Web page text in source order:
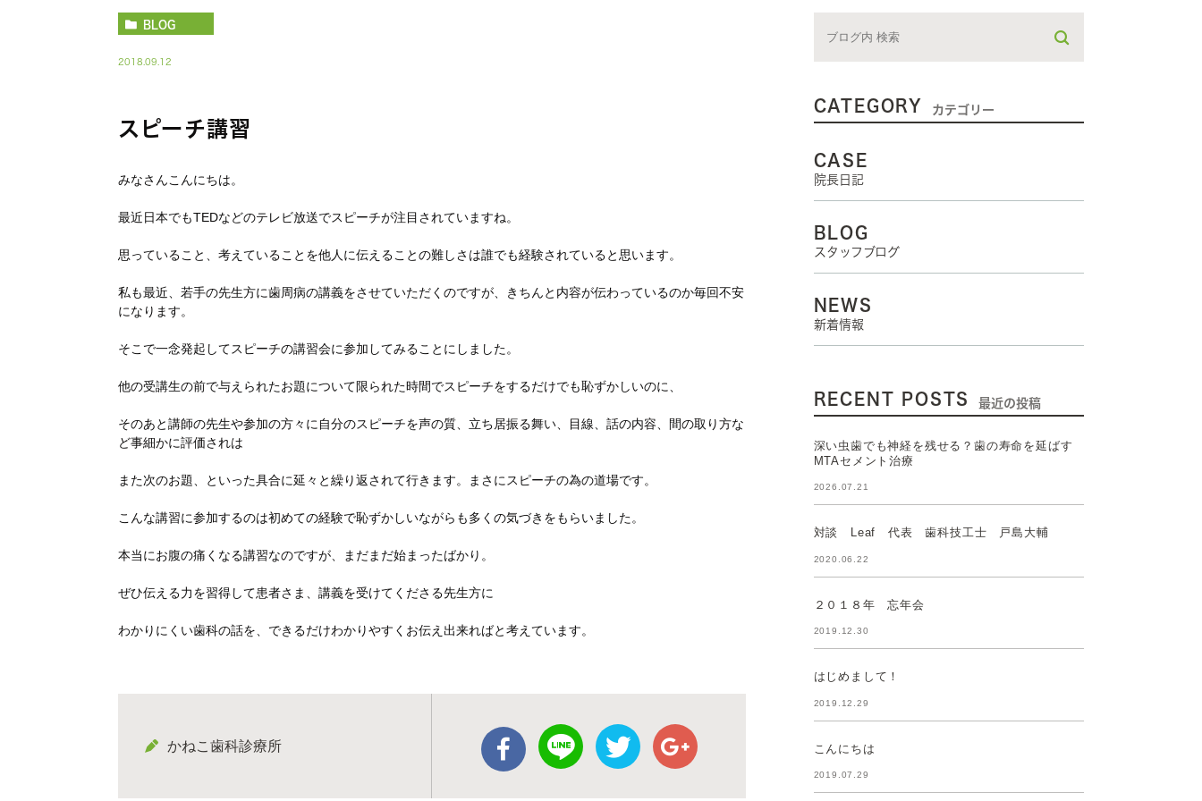
BLOG
2018.09.12
スピーチ講習
みなさんこんにちは。
最近日本でもTEDなどのテレビ放送でスピーチが注目されていますね。
思っていること、考えていることを他人に伝えることの難しさは誰でも経験されていると思います。
私も最近、若手の先生方に歯周病の講義をさせていただくのですが、きちんと内容が伝わっているのか毎回不安
になります。
そこで一念発起してスピーチの講習会に参加してみることにしました。
他の受講生の前で与えられたお題について限られた時間でスピーチをするだけでも恥ずかしいのに、
そのあと講師の先生や参加の方々に自分のスピーチを声の質、立ち居振る舞い、目線、話の内容、間の取り方な
ど事細かに評価されは
また次のお題、といった具合に延々と繰り返されて行きます。まさにスピーチの為の道場です。
こんな講習に参加するのは初めての経験で恥ずかしいながらも多くの気づきをもらいました。
本当にお腹の痛くなる講習なのですが、まだまだ始まったばかり。
ぜひ伝える力を習得して患者さま、講義を受けてくださる先生方に
わかりにくい歯科の話を、できるだけわかりやすくお伝え出来ればと考えています。
かねこ歯科診療所
CATEGORY カテゴリー
CASE
院長日記
BLOG
スタッフブログ
NEWS
新着情報
RECENT POSTS 最近の投稿
深い虫歯でも神経を残せる？歯の寿命を延ばす
MTAセメント治療
2026.07.21
対談 Leaf 代表 歯科技工士 戸島大輔
2020.06.22
２０１８年 忘年会
2019.12.30
はじめまして！
2019.12.29
こんにちは
2019.07.29